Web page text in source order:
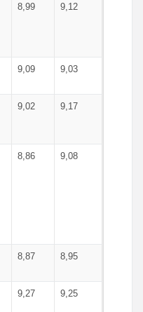
8,99 9,12
9,09 9,03
9,02 9,17
8,86 9,08
8,87 8,95
9,27 9,25